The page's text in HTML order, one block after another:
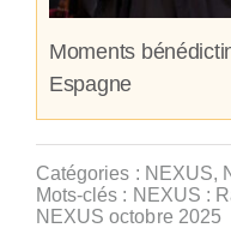
Moments
Espagne
Catégories : NEXUS,
Mots-clés : NEXUS :
NEXUS octobre 2025